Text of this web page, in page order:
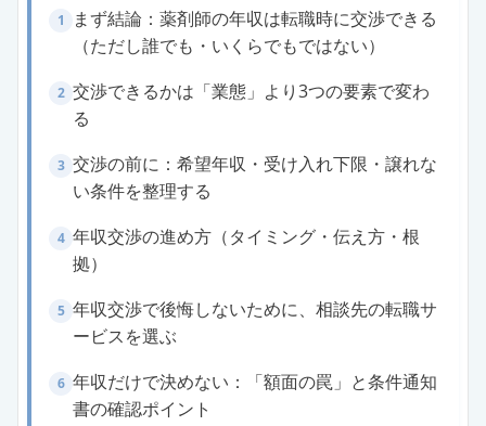
1
まず結論：薬剤師の年収は転職時に交渉できる
（ただし誰でも・いくらでもではない）
2 交渉できるかは「業態」より3つの要素で変わ
る
3 交渉の前に：希望年収・受け入れ下限・譲れな
い条件を整理する
4 年収交渉の進め方（タイミング・伝え方・根
拠）
5 年収交渉で後悔しないために、相談先の転職サ
ービスを選ぶ
6 年収だけで決めない：「額面の罠」と条件通知
書の確認ポイント